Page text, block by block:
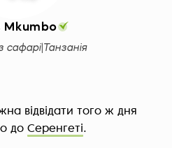
Mkumbo
сафарі| Танзанія
відвідати того ж дня
до Серенгеті.